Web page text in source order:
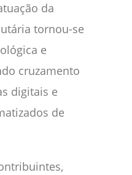
da
tornou-se
e
cruzamento
digitais e
de